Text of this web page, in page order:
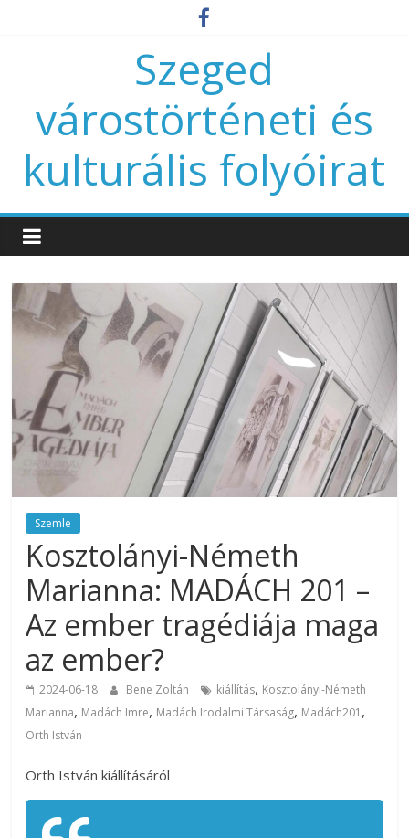
Szeged
várostörténeti és
kulturális folyóirat
Szemle
Kosztolányi-Németh
Marianna: MADÁCH 201 –
Az ember tragédiája maga
az ember?
2024-06-18 Bene Zoltán kiállítás, Kosztolányi-Németh
Marianna, Madách Imre, Madách Irodalmi Társaság, Madách201 ,
Orth István
Orth István kiállításáról